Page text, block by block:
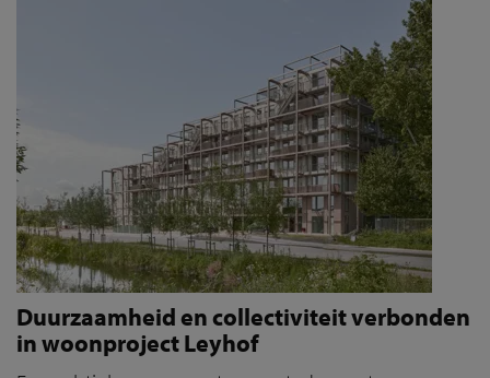
Duurzaamheid en collectiviteit verbonden
in woonproject Leyhof